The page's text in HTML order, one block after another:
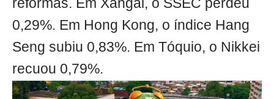
reformas. Em Xangai, o SSEC perdeu
0,29%. Em Hong Kong, o índice Hang
Seng subiu 0,83%. Em Tóquio, o Nikkei
recuou 0,79%.